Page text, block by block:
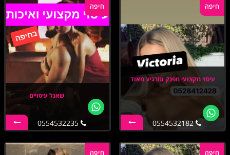
חיפה
עיסוי מקצועי מפנק ומרגיע מאוד
0554532182
חיפה
שאנל עיסויים
0554532235
חיפה חיפה